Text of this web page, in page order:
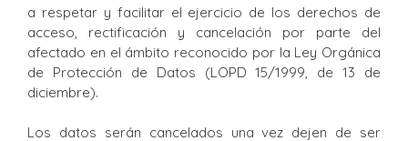
a respetar y facilitar el ejercicio de los derechos de
acceso, rectificación y cancelación por parte del
afectado en el ámbito reconocido por la Ley Orgánica
de Protección de Datos (LOPD 15/1999, de 13 de
diciembre).
Los datos serán cancelados una vez dejen de ser